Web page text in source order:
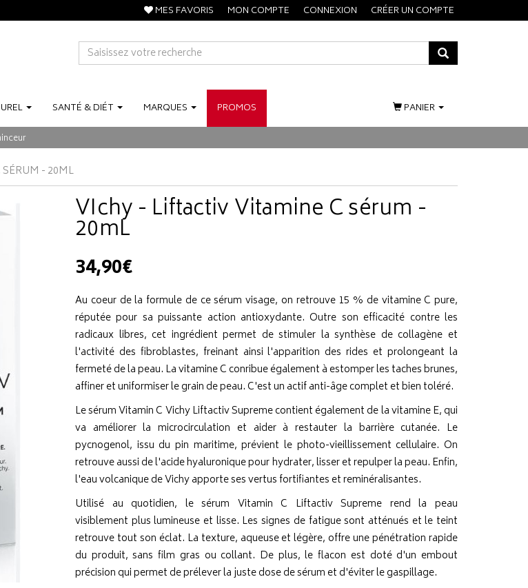
MES FAVORIS MON COMPTE CONNEXION CRÉER UN COMPTE
SANTÉ &DIÉT MARQUES PROMOS PANIER
- 20ML
VIchy - Liftactiv Vitamine C sérum -
20mL
34,90€
Au coeur de la formule de ce sérum visage, on retrouve 15 % de vitamine C pure,
réputée pour sa puissante action antioxydante. Outre son efficacité contre les
radicaux libres, cet ingrédient permet de stimuler la synthèse de collagène et
l'activité des fibroblastes, freinant ainsi l'apparition des rides et prolongeant la
fermeté de la peau. La vitamine C conribue également à estomper les taches brunes,
affiner et uniformiser le grain de peau. C'est un actif anti-âge complet et bien toléré.
Le sérum Vitamin C Vichy Liftactiv Supreme contient également de la vitamine E, qui
va améliorer la microcirculation et aider à restauter la barrière cutanée. Le
pycnogenol, issu du pin maritime, prévient le photo-vieillissement cellulaire. On
retrouve aussi de l'acide hyaluronique pour hydrater, lisser et repulper la peau. Enfin,
l'eau volcanique de Vichy apporte ses vertus fortifiantes et reminéralisantes.
Utilisé au quotidien, le sérum Vitamin C Liftactiv Supreme rend la peau
visiblement plus lumineuse et lisse. Les signes de fatigue sont atténués et le teint
retrouve tout son éclat. La texture, aqueuse et légère, offre une pénétration rapide
du produit, sans film gras ou collant. De plus, le flacon est doté d'un embout
précision qui permet de prélever la juste dose de sérum et d'éviter le gaspillage.